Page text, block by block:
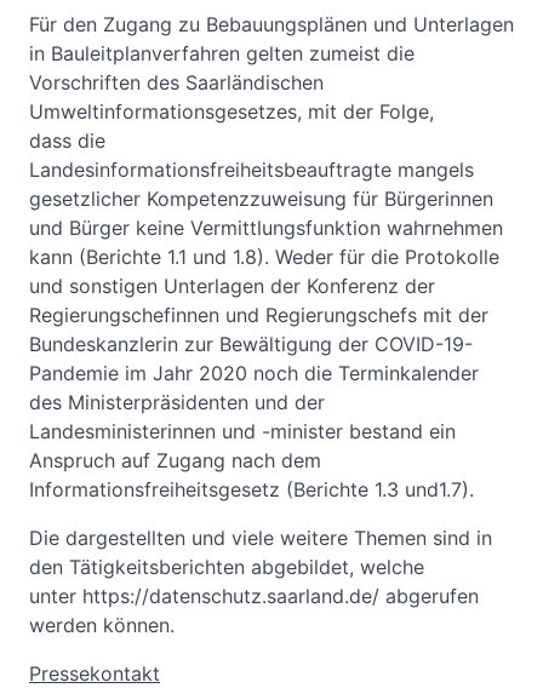
Für den Zugang zu Bebauungsplänen und Unterlagen
in Bauleitplanverfahren gelten zumeist die
Vorschriften des Saarländischen
Umweltinformationsgesetzes, mit der Folge,
dass die
Landesinformationsfreiheitsbeauftragte mangels
gesetzlicher Kompetenzzuweisung für Bürgerinnen
und Bürger keine Vermittlungsfunktion wahrnehmen
kann (Berichte 1.1 und 1.8). Weder für die Protokolle
und sonstigen Unterlagen der Konferenz der
Regierungschefinnen und Regierungschefs mit der
Bundeskanzlerin zur Bewältigung der COVID-19-
Pandemie im Jahr 2020 noch die Terminkalender
des Ministerpräsidenten und der
Landesministerinnen und -minister bestand ein
Anspruch auf Zugang nach dem
Informationsfreiheitsgesetz (Berichte 1.3 und1.7).
Die dargestellten und viele weitere Themen sind in
den Tätigkeitsberichten abgebildet, welche
unter https://datenschutz.saarland.de/ abgerufen
werden können.
Pressekontakt